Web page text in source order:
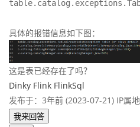
具体的报错信息如下图：
这是表已经存在了吗？
Dinky Flink FlinkSql
发布于：3年前 (2023-07-21) IP属
我来回答